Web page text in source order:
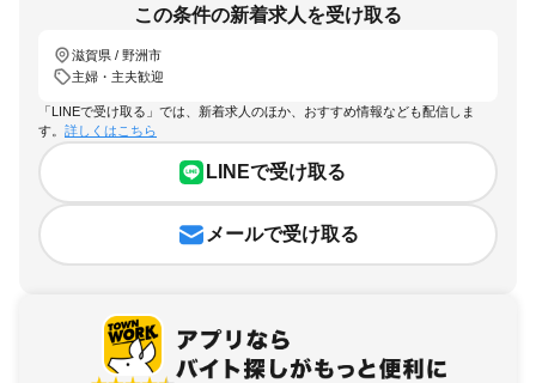
この条件の新着求人を受け取る
滋賀県 / 野洲市
主婦・主夫歓迎
「LINEで受け取る」では、新着求人のほか、おすすめ情報なども配信しま
す。 詳しくはこちら
LINEで受け取る
メールで受け取る